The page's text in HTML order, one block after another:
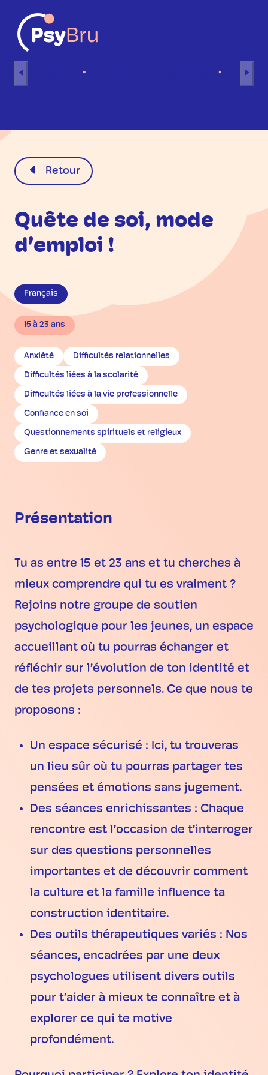
Retour
Quête de soi, mode
d’emploi !
Français
15 à 23 ans
Anxiété Difficultés relationnelles
Difficultés liées à la scolarité
Difficultés liées à la vie professionnelle
Confiance en soi
Questionnements spirituels et religieux
Genre et sexualité
Présentation
Tu as entre 15 et 23 ans et tu cherches à
mieux comprendre qui tu es vraiment ?
Rejoins notre groupe de soutien
psychologique pour les jeunes, un espace
accueillant où tu pourras échanger et
réfléchir sur l’évolution de ton identité et
de tes projets personnels. Ce que nous te
proposons :
Un espace sécurisé : Ici, tu trouveras
un lieu sûr où tu pourras partager tes
pensées et émotions sans jugement.
Des séances enrichissantes : Chaque
rencontre est l’occasion de t’interroger
sur des questions personnelles
importantes et de découvrir comment
la culture et la famille influence ta
construction identitaire.
Des outils thérapeutiques variés : Nos
séances, encadrées par une deux
psychologues utilisent divers outils
pour t’aider à mieux te connaître et à
explorer ce qui te motive
profondément.